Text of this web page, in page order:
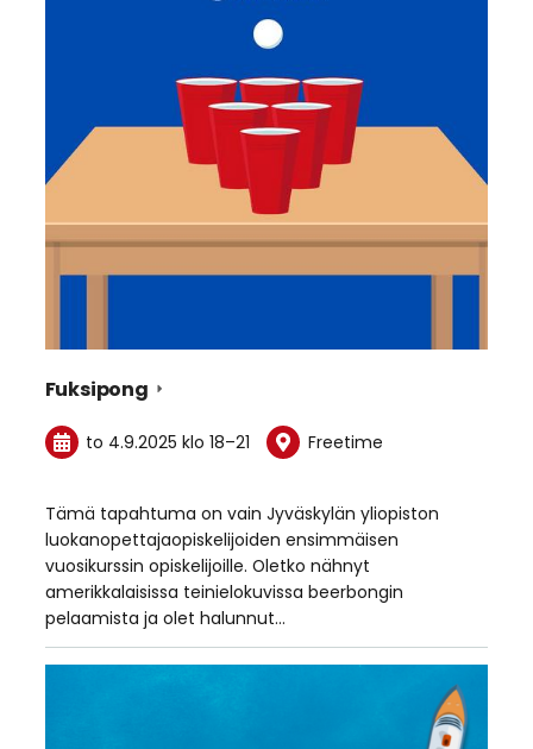
Fuksipong
to 4.9.2025klo 18–21 Freetime
Tämä tapahtuma on vain Jyväskylän yliopiston
luokanopettajaopiskelijoiden ensimmäisen
vuosikurssin opiskelijoille. Oletko nähnyt
amerikkalaisissa teinielokuvissa beerbongin
pelaamista ja olet halunnut…